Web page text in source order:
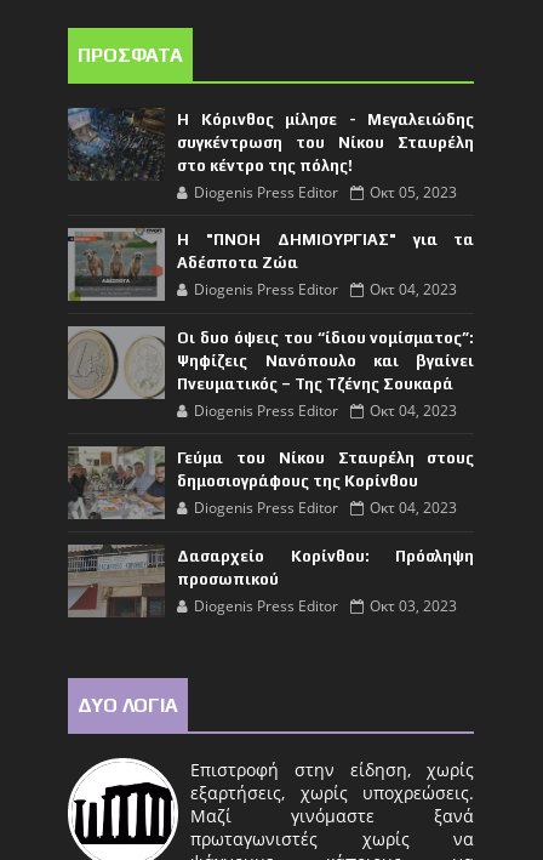
ΠΡΟΣΦΑΤΑ
Η Κόρινθος μίλησε - Μεγαλειώδης
συγκέντρωση του Νίκου Σταυρέλη
στο κέντρο της πόλης!
Diogenis Press Editor Οκτ 05, 2023
Η "ΠΝΟΗ ΔΗΜΙΟΥΡΓΙΑΣ" για τα
Αδέσποτα Ζώα
Diogenis Press Editor Οκτ 04, 2023
Οι δυο όψεις του “ίδιου νομίσματος”:
Ψηφίζεις Νανόπουλο και βγαίνει
Πνευματικός – Της Τζένης Σουκαρά
Diogenis Press Editor Οκτ 04, 2023
Γεύμα του Νίκου Σταυρέλη στους
δημοσιογράφους της Κορίνθου
Diogenis Press Editor Οκτ 04, 2023
Δασαρχείο Κορίνθου: Πρόσληψη
προσωπικού
Diogenis Press Editor Οκτ 03, 2023
ΔΥΟ ΛΟΓΙΑ
Επιστροφή στην είδηση, χωρίς
εξαρτήσεις, χωρίς υποχρεώσεις.
Μαζί γινόμαστε ξανά
πρωταγωνιστές χωρίς να